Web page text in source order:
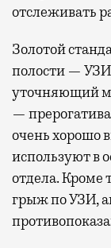
отслеживать
Золотой
полости — УЗИ
уточняющий
—
очень хорошо
используют в
отдела. Кроме
грыж по УЗИ,